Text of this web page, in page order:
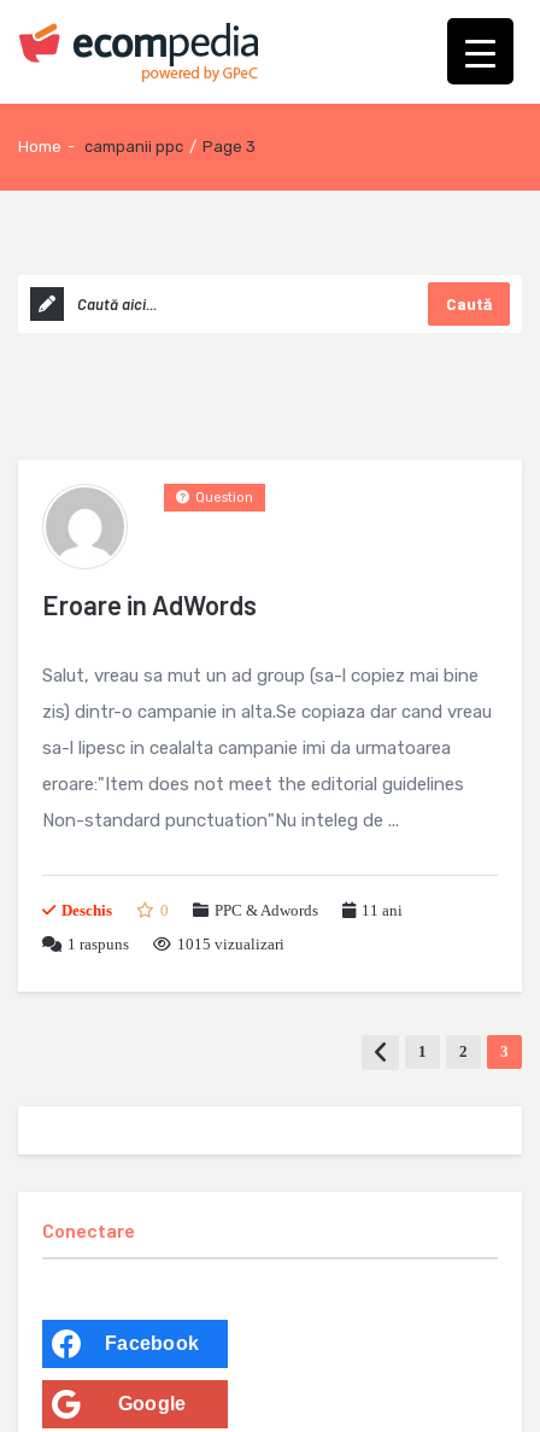
Home - campanii ppc / Page 3
Caută
Eroare in AdWords
Question
Salut, vreau sa mut un ad group (sa-l copiez mai bine
zis) dintr-o campanie in alta.Se copiaza dar cand vreau
sa-l lipesc in cealalta campanie imi da urmatoarea
eroare:"Item does not meet the editorial guidelines
Non-standard punctuation"Nu inteleg de ...
Deschis 0 PPC & Adwords
11 ani
1 raspuns 1015 vizualizari
1 2 3
Conectare
Facebook
Google